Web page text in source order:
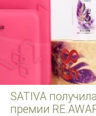
SATIVA
премии